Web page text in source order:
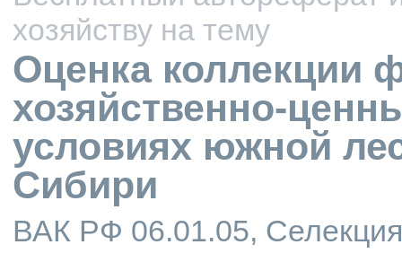
хозяйству на тему
Оценка коллекции
хозяйственно-
условиях южной
Сибири
ВАК РФ 06.01.05,